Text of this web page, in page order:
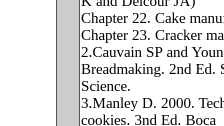
Chapter 22. Cake
Chapter 23. Cracker
2.Cauvain SP and
Breadmaking. 2nd Ed.
Science.
3.Manley D. 2000.
cookies. 3nd Ed. Boca